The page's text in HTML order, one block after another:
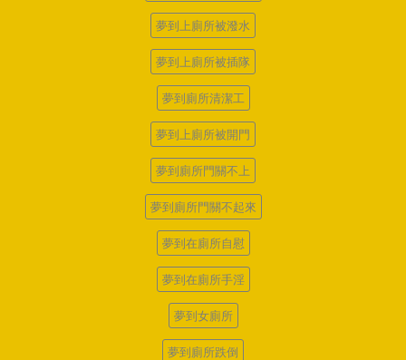
夢到上廁所被潑水
夢到上廁所被插隊
夢到廁所清潔工
夢到上廁所被開門
夢到廁所門關不上
夢到廁所門關不起來
夢到在廁所自慰
夢到在廁所手淫
夢到女廁所
夢到廁所跌倒